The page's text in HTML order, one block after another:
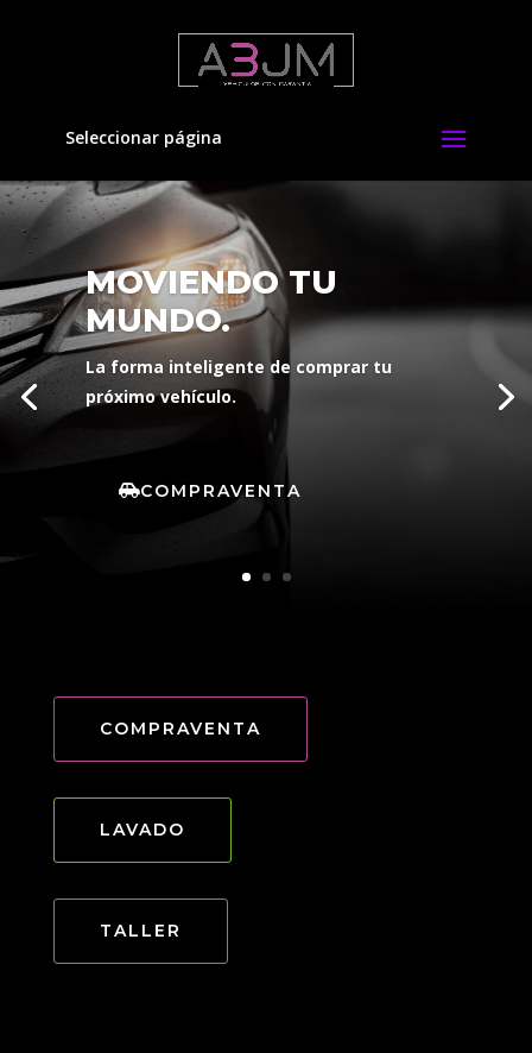
Seleccionar página
MOVIENDO TU
MUNDO.
La forma inteligente de comprar tu
próximo vehículo.
COMPRAVENTA
COMPRAVENTA
LAVADO
TALLER